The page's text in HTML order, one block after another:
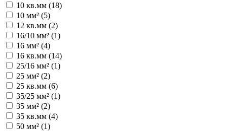
10 кв.мм (18)
10 мм² (5)
12 кв.мм (2)
16/10 мм² (1)
16 мм² (4)
16 кв.мм (14)
25/16 мм² (1)
25 мм² (2)
25 кв.мм (6)
35/25 мм² (1)
35 мм² (2)
35 кв.мм (4)
50 мм² (1)